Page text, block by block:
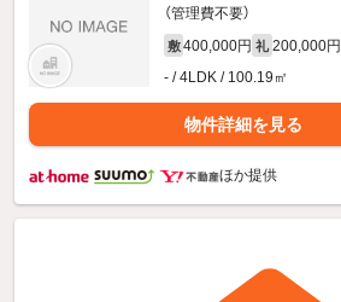
（管理費不要）
敷 400,000円 礼 200,000円
- / 4LDK / 100.19㎡
物件詳細を見る
ほか提供